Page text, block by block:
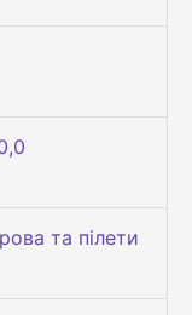
та пілети